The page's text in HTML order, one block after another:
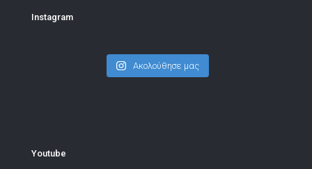
Instagram
Ακολούθησε μας
Youtube